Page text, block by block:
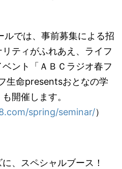
ルでは、事前募集による招
ティがふれあえ、ライフ
ント「ＡＢＣラジオ春フ
生命presentsおとなの学
開催します。
spring/seminar/）
、スペシャルブース！